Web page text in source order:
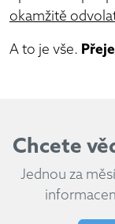
okamžitě
A to je vše.
Chcete
Jednou za